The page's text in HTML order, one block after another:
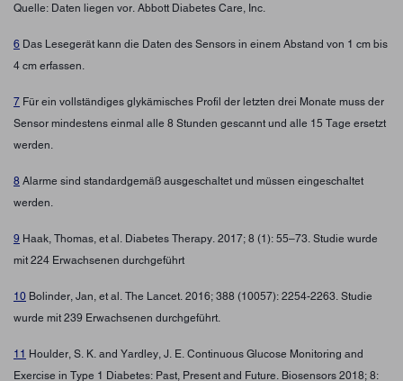
Quelle: Daten liegen vor. Abbott Diabetes Care, Inc.
6 Das Lesegerät kann die Daten des Sensors in einem Abstand von 1 cm bis
4 cm erfassen.
7 Für ein vollständiges glykämisches Profil der letzten drei Monate muss der
Sensor mindestens einmal alle 8 Stunden gescannt und alle 15 Tage ersetzt
werden.
8 Alarme sind standardgemäß ausgeschaltet und müssen eingeschaltet
werden.
9 Haak, Thomas, et al. Diabetes Therapy. 2017; 8 (1): 55–73. Studie wurde
mit 224 Erwachsenen durchgeführt
10 Bolinder, Jan, et al. The Lancet. 2016; 388 (10057): 2254-2263. Studie
wurde mit 239 Erwachsenen durchgeführt.
11 Houlder, S. K. and Yardley, J. E. Continuous Glucose Monitoring and
Exercise in Type 1 Diabetes: Past, Present and Future. Biosensors 2018; 8: